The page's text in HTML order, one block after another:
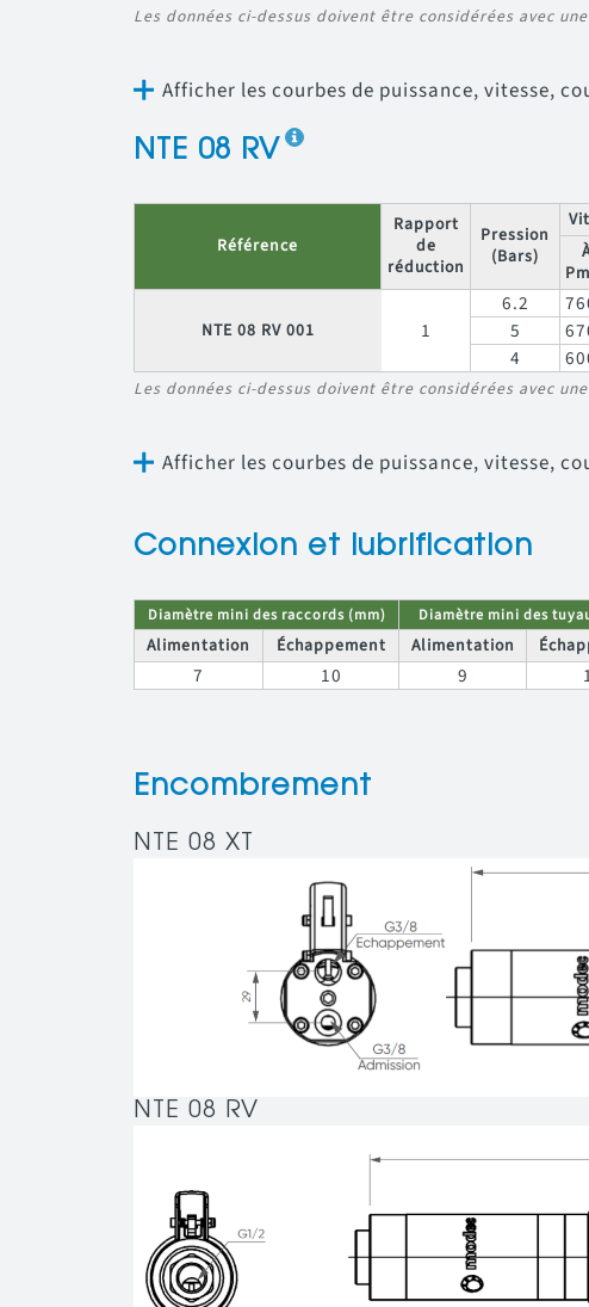
Les données ci-dessus doivent être considérées avec
Afficher les courbes de puissance, vitesse,
NTE 08 RV
Référence
Rapport
de
réduction
Pression
(Bars)
NTE 08 RV 001 1
6.2
5
4
Les données ci-dessus doivent être considérées avec
Afficher les courbes de puissance, vitesse,
Connexion et lubrification
Diamètre mini des raccords (mm) Diamètre mini des
Alimentation Échappement Alimentation
7 10 9
Encombrement
NTE 08 XT
NTE 08 RV